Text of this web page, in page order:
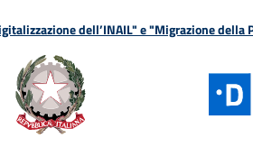
dell’INAIL" e "Migrazione della